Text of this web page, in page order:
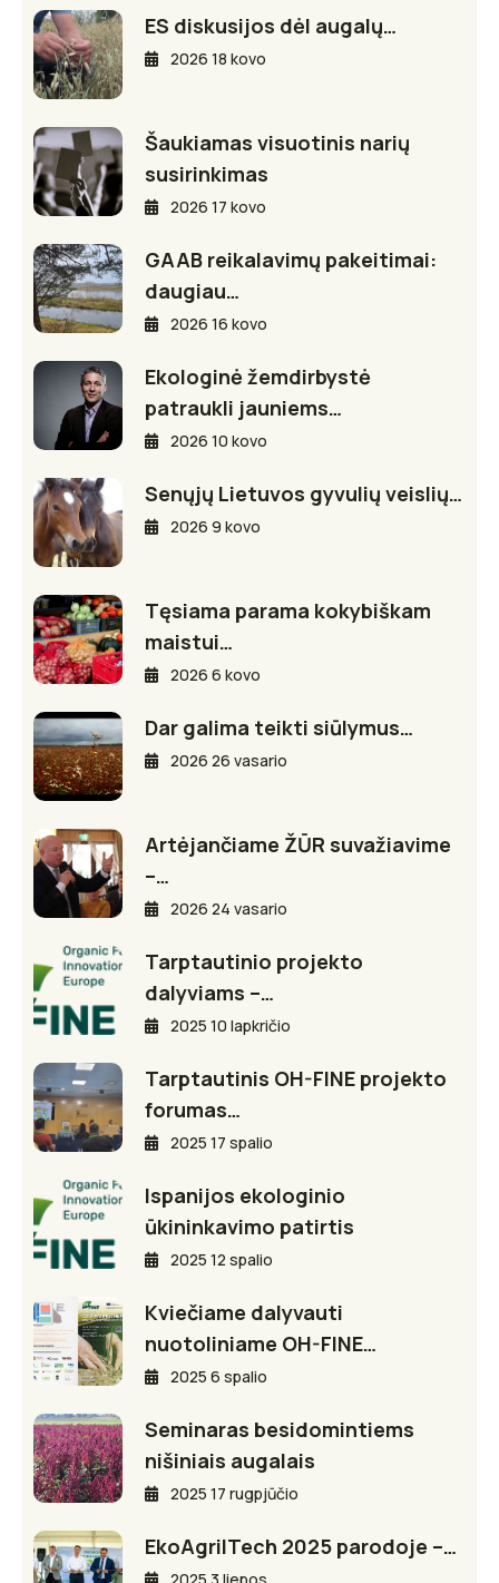
ES diskusijos dėl augalų…
2026 18 kovo
Šaukiamas visuotinis narių
susirinkimas
2026 17 kovo
GAAB reikalavimų pakeitimai:
daugiau…
2026 16 kovo
Ekologinė žemdirbystė
patraukli jauniems…
2026 10 kovo
Senųjų Lietuvos gyvulių veislių…
2026 9 kovo
Tęsiama parama kokybiškam
maistui…
2026 6 kovo
Dar galima teikti siūlymus…
2026 26 vasario
Artėjančiame ŽŪR suvažiavime
–…
2026 24 vasario
Tarptautinio projekto
dalyviams –…
2025 10 lapkričio
Tarptautinis OH-FINE projekto
forumas…
2025 17 spalio
Ispanijos ekologinio
ūkininkavimo patirtis
2025 12 spalio
Kviečiame dalyvauti
nuotoliniame OH-FINE…
2025 6 spalio
Seminaras besidomintiems
nišiniais augalais
2025 17 rugpjūčio
EkoAgriITech 2025 parodoje –…